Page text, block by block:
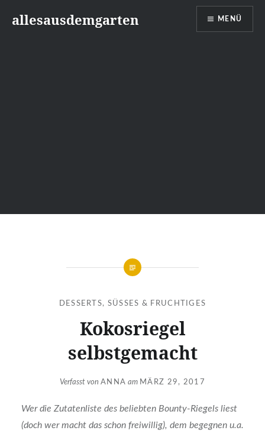
Inhaltallesausdemgarten MENÜ
DESSERTS, SÜSSES & FRUCHTIGES
Kokosriegel
selbstgemacht
Verfasst von ANNA am MÄRZ 29, 2017
Wer die Zutatenliste des beliebten Bounty-Riegels liest
(doch wer macht das schon freiwillig), dem begegnen u.a.